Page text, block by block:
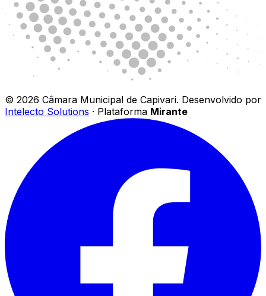
© 2026 Câmara Municipal de Capivari. Desenvolvido por
Intelecto Solutions · Plataforma Mirante